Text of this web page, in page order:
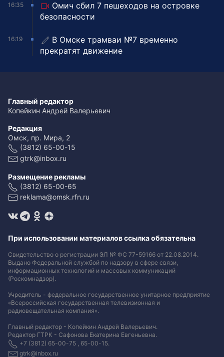
16:35
Омич сбил 7 пешеходов на островке
безопасности
16:19
В Омске трамваи №7 временно
прекратят движение
Главный редактор
Копейкин Андрей Валерьевич
Редакция
Омск, пр. Мира, 2
(3812) 65-00-15
gtrk@inbox.ru
Размещение рекламы
(3812) 65-00-65
reklama@omsk.rfn.ru
При использовании материалов ссылка обязательна
Свидетельство о регистрации ЭЛ № ФС 77-59166 от 22.08.2014.
Выдано Федеральной службой по надзору в сфере связи,
информационных технологий и массовых коммуникаций
(Роскомнадзор).
Учредитель - федеральное государственное унитарное предприятие
«Всероссийская государственная телевизионная и
радиовещательная компания».
Главный редактор - Копейкин Андрей Валерьевич.
Редактор ГТРК - Сафонова Екатерина Евгеньевна.
+7 (3812) 65-00-75 , 65-00-15.
gtrk@inbox.ru